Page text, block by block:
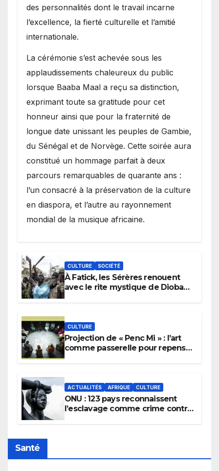
des personnalités dont le travail incarne
l’excellence, la fierté culturelle et l’amitié
internationale.
​La cérémonie s’est achevée sous les
applaudissements chaleureux du public
lorsque Baaba Maal a reçu sa distinction,
exprimant toute sa gratitude pour cet
honneur ainsi que pour la fraternité de
longue date unissant les peuples de Gambie,
du Sénégal et de Norvège. Cette soirée aura
constitué un hommage parfait à deux
parcours remarquables de quarante ans :
l’un consacré à la préservation de la culture
en diaspora, et l’autre au rayonnement
mondial de la musique africaine.
CULTURE SOCIÉTÉ
À Fatick, les Sérères renouent
avec le rite mystique de Diobaye
CULTURE
Projection de « Penc Mi » : l’art
comme passerelle pour repenser
ACTUALITÉS AFRIQUE CULTURE
ONU : 123 pays reconnaissent
l’esclavage comme crime contre
Santé